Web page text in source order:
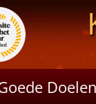
Doelen